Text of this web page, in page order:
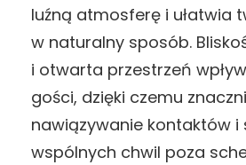
luźną atmosferę i ułatwia
w naturalny sposób.
i otwarta przestrzeń
gości, dzięki czemu
nawiązywanie kontaktów i
wspólnych chwil poza